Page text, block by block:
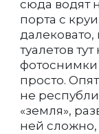
сюда водят
порта с
туалетов
фотоснимки
просто.
не
«земля»,
ней сложно,